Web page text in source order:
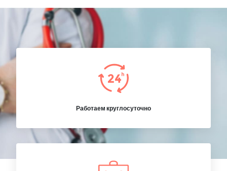
Работаем круглосуточно